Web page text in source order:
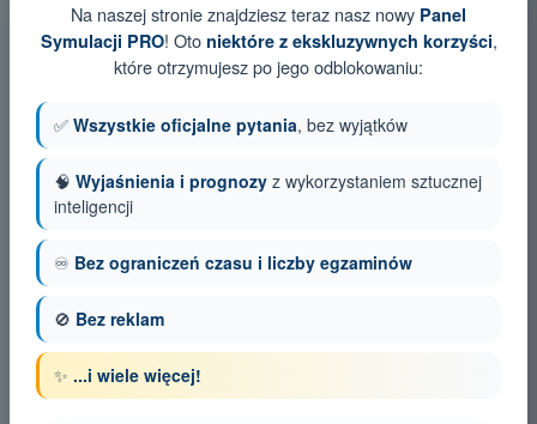
Na naszej stronie znajdziesz teraz nasz nowy Panel
Symulacji PRO! Oto niektóre z ekskluzywnych korzyści,
które otrzymujesz po jego odblokowaniu:
✅ Wszystkie oficjalne pytania, bez wyjątków
🧠 Wyjaśnienia i prognozy z wykorzystaniem sztucznej
inteligencji
♾️ Bez ograniczeń czasu i liczby egzaminów
🚫 Bez reklam
✨ ...i wiele więcej!